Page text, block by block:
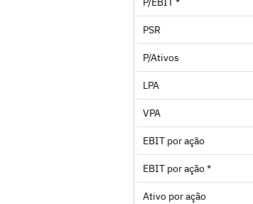
PSR
P/Ativos
LPA
VPA
EBIT por ação
EBIT por ação *
Ativo por ação